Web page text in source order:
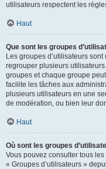
utilisateurs respectent les
Haut
Que sont les groupes
Les groupes d’utilisateurs
regrouper plusieurs
groupes et chaque groupe
facilite les tâches aux
plusieurs utilisateurs en une
de modération, ou bien leur
Haut
Où sont les groupes
Vous pouvez consulter tous
« Groupes d’utilisateurs »